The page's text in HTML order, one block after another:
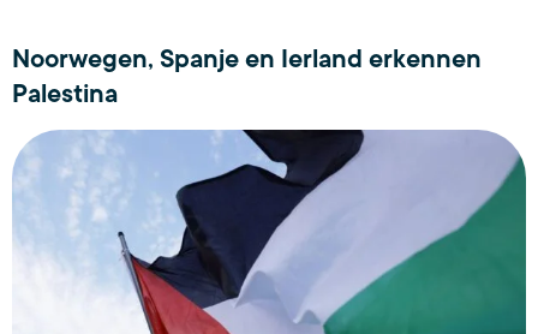
Noorwegen, Spanje en Ierland erkennen
Palestina